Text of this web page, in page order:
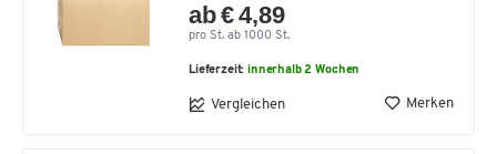
ab € 4,89
pro St. ab 1000 St.
Lieferzeit:innerhalb 2 Wochen
Vergleichen Merken